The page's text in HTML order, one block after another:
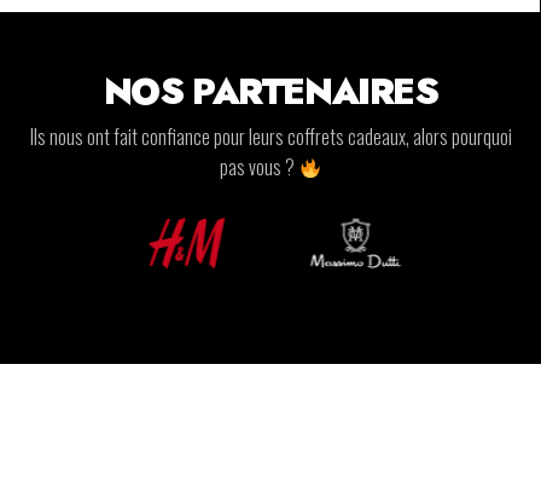
NOS PARTENAIRES
Ils nous ont fait confiance pour leurs coffrets cadeaux, alors pourquoi
pas vous ?